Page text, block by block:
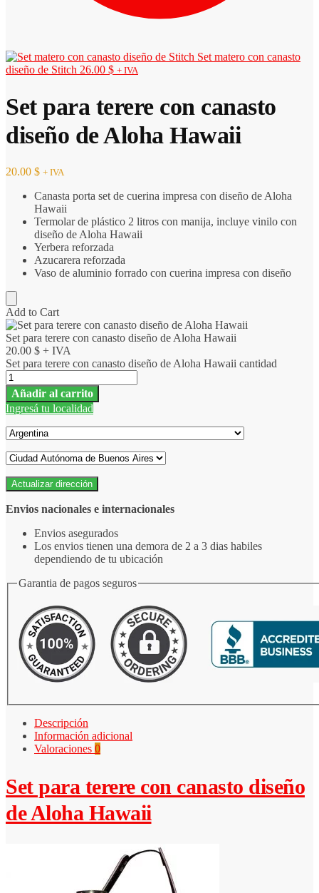
Set matero con canasto
diseño de Stitch 26.00 $ + IVA
Set para terere con canasto
diseño de Aloha Hawaii
20.00 $ + IVA
Canasta porta set de cuerina impresa con diseño de Aloha
Hawaii
Termolar de plástico 2 litros con manija, incluye vinilo con
diseño de Aloha Hawaii
Yerbera reforzada
Azucarera reforzada
Vaso de aluminio forrado con cuerina impresa con diseño
Add to Cart
Set para terere con canasto diseño de Aloha Hawaii
20.00 $ + IVA
Set para terere con canasto diseño de Aloha Hawaii cantidad
Añadir al carrito
Ingresá tu localidad
Actualizar dirección
Envios nacionales e internacionales
Envios asegurados
Los envios tienen una demora de 2 a 3 dias habiles
dependiendo de tu ubicación
Garantia de pagos seguros
Descripción
Información adicional
Valoraciones 0
Set para terere con canasto diseño
de Aloha Hawaii